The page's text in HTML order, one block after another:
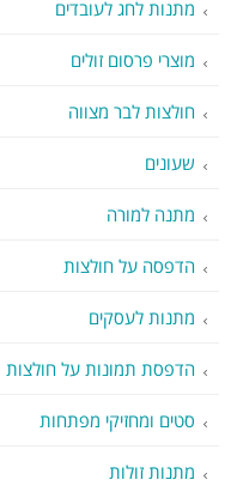
מתנות לחג לעובדים
מוצרי פרסום זולים
חולצות לבר מצווה
שעונים
מתנה למורה
הדפסה על חולצות
מתנות לעסקים
הדפסת תמונות על חולצות
סטים ומחזיקי מפתחות
מתנות זולות